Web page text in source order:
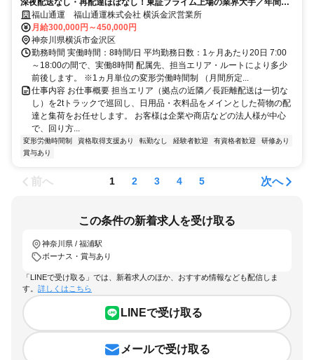
ﾄﾞﾗｲﾊﾞｰ2t(正社員)
深夜配送なし・再配達ほぼなし！東証プライム上場の業界大手／年間休
日110日
福山通運 福山通運株式会社 横浜金沢営業所
月給300,000円～450,000円
神奈川県横浜市金沢区
勤務時間 実働時間：8時間/日 平均勤務日数：1ヶ月あたり20日 7:00
～18:00の間で、実働8時間 配属先、担当エリア・ルートにより多少
前後します。 ※1ヵ月単位の変形労働時間制 （月間所定...
仕事内容 お仕事概要 担当エリア（拠点の近隣／長距離配送は一切な
し）を2tトラックで巡回し、日用品・衣料品をメインとした荷物の配
達と集荷をお任せします。 お客様は企業や商店などの法人様が中心
で、回り方...
変形労働時間制 資格取得支援あり 転勤なし 経験者歓迎 有資格者歓迎
研修あり
賞与あり
前へ 1 2 3 4 5 次へ
この条件の新着求人を受け取る
神奈川県 / 福浦駅
ボーナス・賞与あり
「LINEで受け取る」では、新着求人のほか、おすすめ情報なども配信しま
す。 詳しくはこちら
LINEで受け取る
メールで受け取る